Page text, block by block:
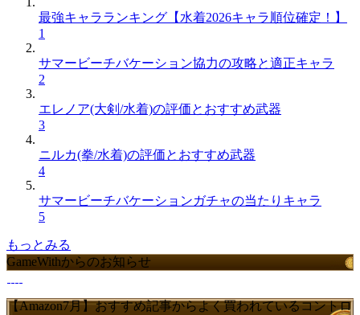
最強キャラランキング【水着2026キャラ順位確定！】
1
サマービーチバケーション協力の攻略と適正キャラ
2
エレノア(大剣/水着)の評価とおすすめ武器
3
ニルカ(拳/水着)の評価とおすすめ武器
4
サマービーチバケーションガチャの当たりキャラ
5
もっとみる
GameWithからのお知らせ
【Amazon7月】おすすめ記事からよく買われているコントロ